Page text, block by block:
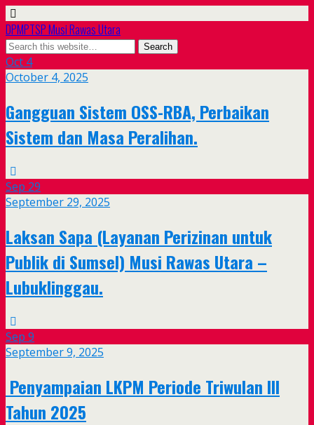
DPMPTSP Musi Rawas Utara
Oct 4
October 4, 2025
Gangguan Sistem OSS-RBA, Perbaikan
Sistem dan Masa Peralihan.
Sep 29
September 29, 2025
Laksan Sapa (Layanan Perizinan untuk
Publik di Sumsel) Musi Rawas Utara –
Lubuklinggau.
Sep 9
September 9, 2025
Penyampaian LKPM Periode Triwulan III
Tahun 2025